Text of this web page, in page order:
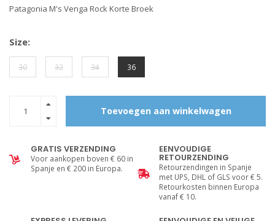
Patagonia M's Venga Rock Korte Broek
Size:
30 32 34 36
Toevoegen aan winkelwagen
GRATIS VERZENDING
Voor aankopen boven € 60 in
Spanje en € 200 in Europa.
EENVOUDIGE
RETOURZENDING
Retourzendingen in Spanje
met UPS, DHL of GLS voor € 5.
Retourkosten binnen Europa
vanaf € 10.